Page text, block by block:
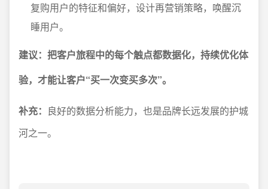
复购用户的特征和偏好，设计再营销策略，唤醒沉
睡用户。
建议：把客户旅程中的每个触点都数据化，持续优化体
验，才能让客户“买一次变买多次”。
补充： 良好的数据分析能力，也是品牌长远发展的护城
河之一。